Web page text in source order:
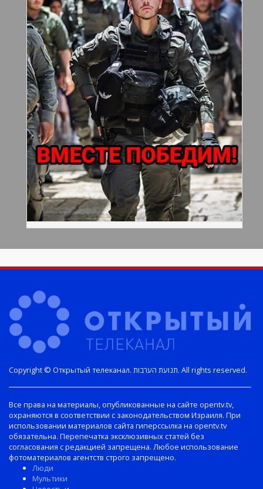
Copyright © Открытый телеканал. תנועת הערבות. All rights reserved.
Все права на материалы, опубликованные на сайте opentv.tv,
охраняются в соответствии с законодательством Израиля. При
использовании материалов сайта гиперссылка на opentv.tv
обязательна. Перепечатка эксклюзивных статей без
согласования с редакцией запрещена. Любое использование
фотоматериалов агентств строго запрещено.
Люди
Мультики